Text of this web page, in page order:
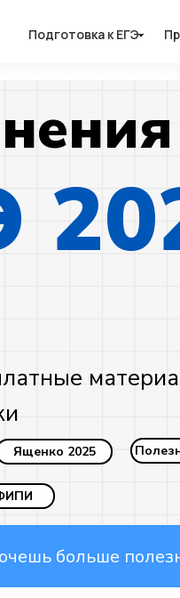
Подготовка к ЕГЭ
Подготовка к ЕГЭ
Ященко 2025
больше полезных